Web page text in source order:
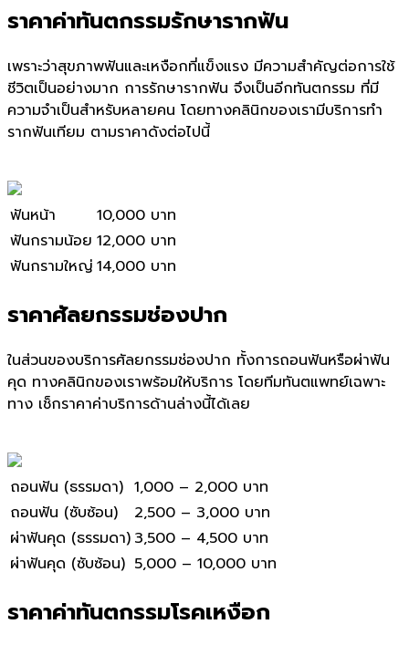
ราคาค่าทันตกรรมรักษารากฟัน
เพราะว่าสุขภาพฟันและเหงือกที่แข็งแรง มีความสำคัญต่อการใช้
ชีวิตเป็นอย่างมาก การรักษารากฟัน จึงเป็นอีกทันตกรรม ที่มี
ความจำเป็นสำหรับหลายคน โดยทางคลินิกของเรามีบริการทำ
รากฟันเทียม ตามราคาดังต่อไปนี้
ฟันหน้า
10,000 บาท
ฟันกรามน้อย 12,000 บาท
ฟันกรามใหญ่ 14,000 บาท
ราคาศัลยกรรมช่องปาก
ในส่วนของบริการศัลยกรรมช่องปาก ทั้งการถอนฟันหรือผ่าฟัน
คุด ทางคลินิกของเราพร้อมให้บริการ โดยทีมทันตแพทย์เฉพาะ
ทาง เช็กราคาค่าบริการด้านล่างนี้ได้เลย
ถอนฟัน (ธรรมดา) 1,000 – 2,000 บาท
ถอนฟัน (ซับซ้อน)
2,500 – 3,000 บาท
ผ่าฟันคุด (ธรรมดา) 3,500 – 4,500 บาท
ผ่าฟันคุด (ซับซ้อน) 5,000 – 10,000 บาท
ราคาค่าทันตกรรมโรคเหงือก